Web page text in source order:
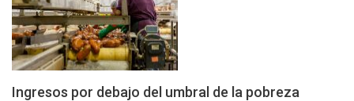
Ingresos por debajo del umbral de la pobreza